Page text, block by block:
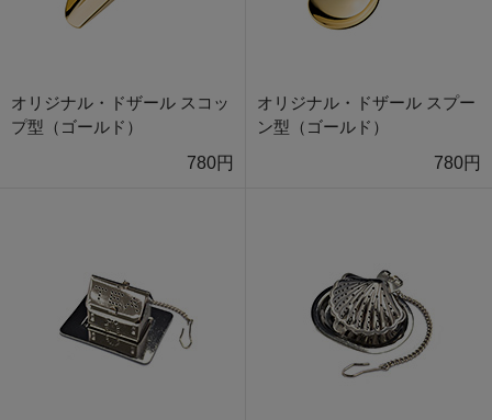
オリジナル・ドザール スコッ
プ型（ゴールド）
780円
オリジナル・ドザール スプー
ン型（ゴールド）
780円